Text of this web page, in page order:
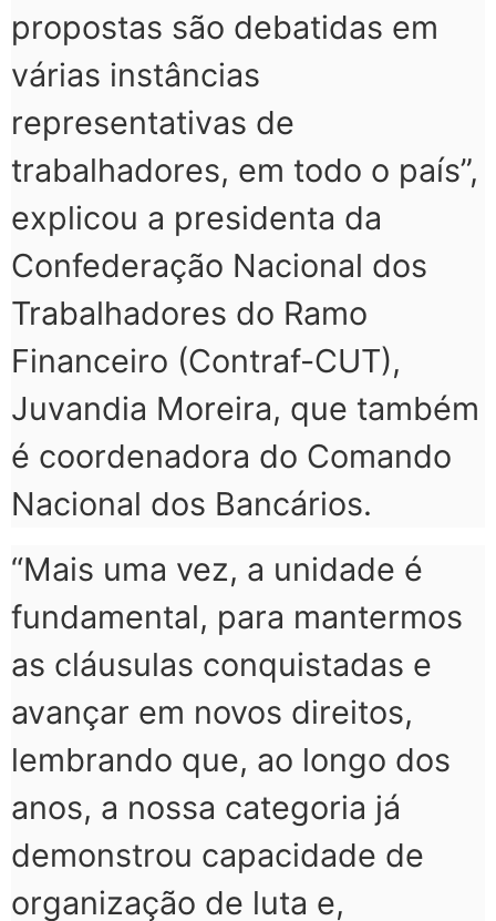
propostas são debatidas em
várias instâncias
representativas de
trabalhadores, em todo o país”,
explicou a presidenta da
Confederação Nacional dos
Trabalhadores do Ramo
Financeiro (Contraf-CUT),
Juvandia Moreira, que também
é coordenadora do Comando
Nacional dos Bancários.
“Mais uma vez, a unidade é
fundamental, para mantermos
as cláusulas conquistadas e
avançar em novos direitos,
lembrando que, ao longo dos
anos, a nossa categoria já
demonstrou capacidade de
organização de luta e,